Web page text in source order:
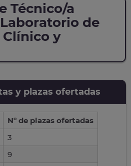
Técnico/a
de
y
y plazas ofertadas
Nº de plazas ofertadas
3
9